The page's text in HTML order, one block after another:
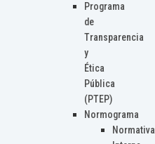
Programa
de
Transparencia
y
Ética
Pública
(PTEP)
Normograma
Normativa